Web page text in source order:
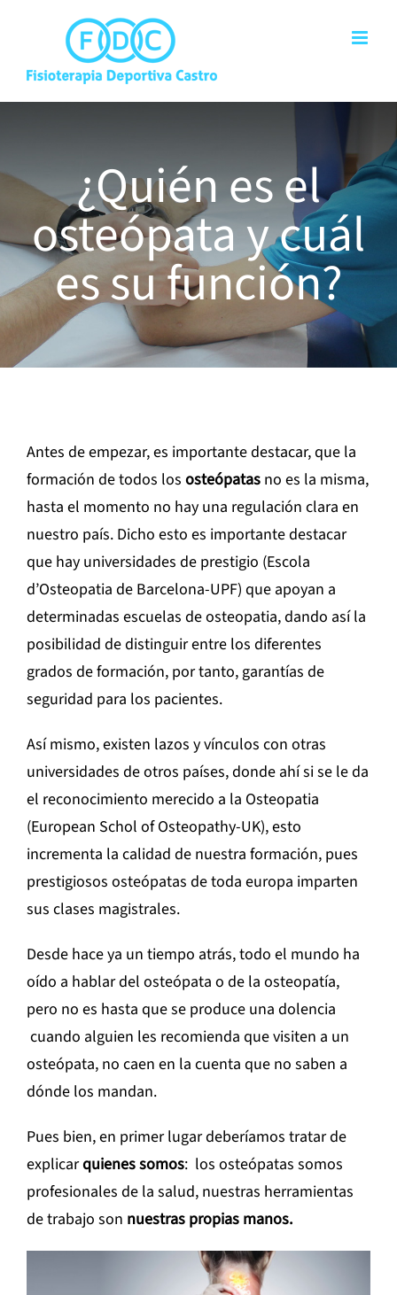
contenido
¿Quién es el
osteópata y cuál
es su función?
Antes de empezar, es importante destacar, que la
formación de todos los osteópatas no es la misma,
hasta el momento no hay una regulación clara en
nuestro país. Dicho esto es importante destacar
que hay universidades de prestigio (Escola
d’Osteopatia de Barcelona-UPF) que apoyan a
determinadas escuelas de osteopatia, dando así la
posibilidad de distinguir entre los diferentes
grados de formación, por tanto, garantías de
seguridad para los pacientes.
Así mismo, existen lazos y vínculos con otras
universidades de otros países, donde ahí si se le da
el reconocimiento merecido a la Osteopatia
(European Schol of Osteopathy-UK), esto
incrementa la calidad de nuestra formación, pues
prestigiosos osteópatas de toda europa imparten
sus clases magistrales.
Desde hace ya un tiempo atrás, todo el mundo ha
oído a hablar del osteópata o de la osteopatía,
pero no es hasta que se produce una dolencia
cuando alguien les recomienda que visiten a un
osteópata, no caen en la cuenta que no saben a
dónde los mandan.
Pues bien, en primer lugar deberíamos tratar de
explicarquienes somos: los osteópatas somos
profesionales de la salud, nuestras herramientas
de trabajo son nuestras propias manos.